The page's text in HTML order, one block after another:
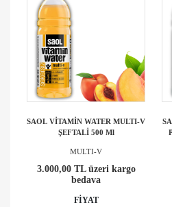
SAOL VİTAMİN WATER MULTI-V
ŞEFTALİ 500 Ml
MULTI-V
3.000,00 TL üzeri kargo
bedava
FİYAT